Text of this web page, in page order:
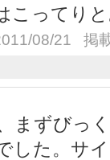
こってり
08/21 掲
まずびっ
した。サ